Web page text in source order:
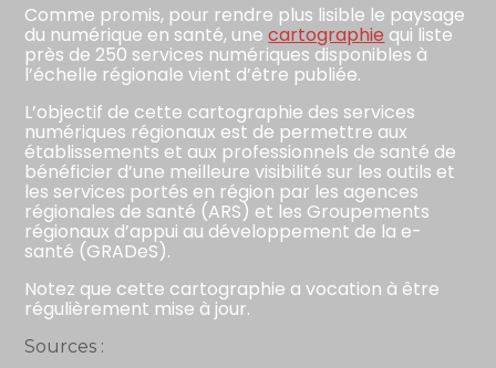
Comme promis, pour rendre plus lisible le paysage
du numérique en santé, unecartographie qui liste
près de 250 services numériques disponibles à
l’échelle régionale vient d’être publiée.
L’objectif de cette cartographie des services
numériques régionaux est de permettre aux
établissements et aux professionnels de santé de
bénéficier d’une meilleure visibilité sur les outils et
les services portés en région par les agences
régionales de santé (ARS) et les Groupements
régionaux d’appui au développement de la e-
santé (GRADeS).
Notez que cette cartographie a vocation à être
régulièrement mise à jour.
Sources :